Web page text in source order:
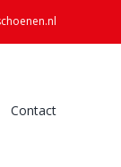
Contact